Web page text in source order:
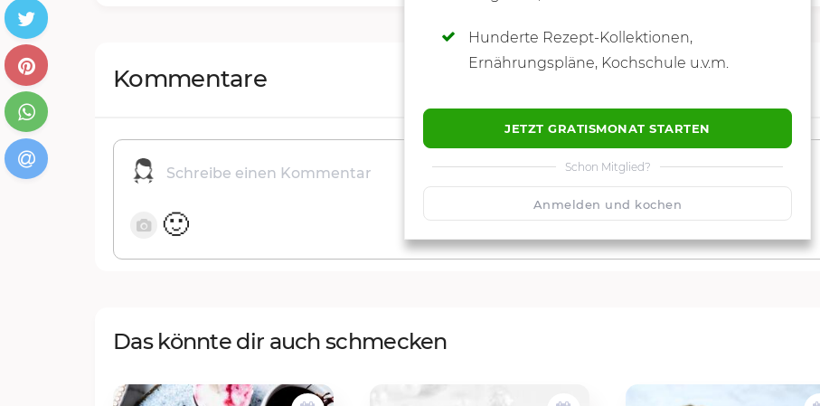
Hunderte Rezept-Kollektionen,
Ernährungspläne, Kochschule u.v.m.
JETZT GRATISMONAT STARTEN
Schon Mitglied?
Anmelden und kochen
Kommentare
🙂
Das könnte dir auch schmecken